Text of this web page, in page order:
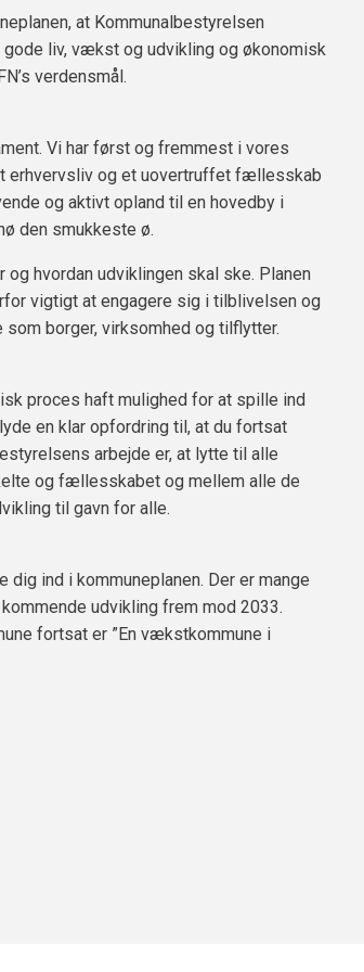
at Kommunalbestyrelsen
liv, vækst og udvikling og økonomisk
verdensmål.
Vi har først og fremmest i vores
erhvervsliv og et uovertruffet fællesskab
og aktivt opland til en hovedby i
den smukkeste ø.
hvordan udviklingen skal ske. Planen
vigtigt at engagere sig i tilblivelsen og
som borger, virksomhed og tilflytter.
proces haft mulighed for at spille ind
en klar opfordring til, at du fortsat
arbejde er, at lytte til alle
og fællesskabet og mellem alle de
til gavn for alle.
ind i kommuneplanen. Der er mange
udvikling frem mod 2033.
fortsat er ”En vækstkommune i